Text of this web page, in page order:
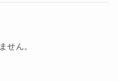
せん。